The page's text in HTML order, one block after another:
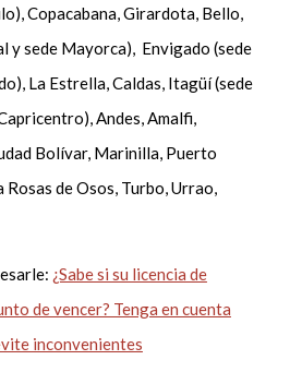
Copacabana, Girardota, Bello,
y sede Mayorca), Envigado (sede
La Estrella, Caldas, Itagüí (sede
Andes, Amalfi,
Bolívar, Marinilla, Puerto
de Osos, Turbo, Urrao,
¿Sabe si su licencia de
de vencer? Tenga en cuenta
inconvenientes